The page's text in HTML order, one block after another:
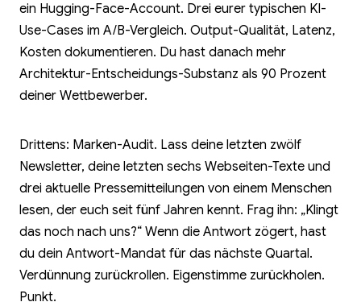
ein Hugging-Face-Account. Drei eurer typischen KI-
Use-Cases im A/B-Vergleich. Output-Qualität, Latenz,
Kosten dokumentieren. Du hast danach mehr
Architektur-Entscheidungs-Substanz als 90 Prozent
deiner Wettbewerber.
Drittens: Marken-Audit. Lass deine letzten zwölf
Newsletter, deine letzten sechs Webseiten-Texte und
drei aktuelle Pressemitteilungen von einem Menschen
lesen, der euch seit fünf Jahren kennt. Frag ihn: „Klingt
das noch nach uns?“ Wenn die Antwort zögert, hast
du dein Antwort-Mandat für das nächste Quartal.
Verdünnung zurückrollen. Eigenstimme zurück­holen.
Punkt.